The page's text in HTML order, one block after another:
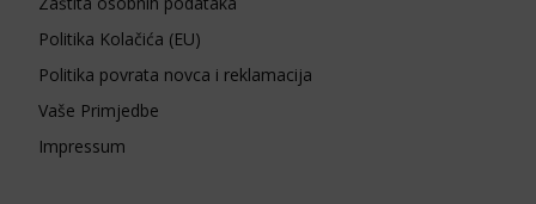
Politika Kolačića (EU)
Politika povrata novca i reklamacija
Vaše Primjedbe
Impressum